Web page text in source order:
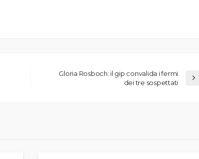
Gloria Rosboch: il gip convalida i fermi
dei tre sospettati